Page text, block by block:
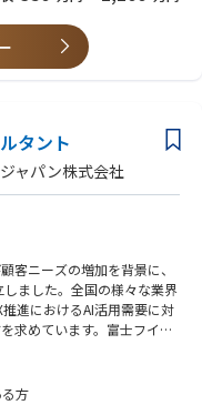
タント
ャパン株式会社
客ニーズの増加を背景に、
ました。全国の様々な業界
進におけるAI活用需要に対
求めています。富士フイル
対応する組織で、各支社と
ていただきます。今回はA
ていただく事を想定してい
方